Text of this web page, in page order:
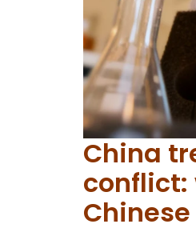
China
conflict: